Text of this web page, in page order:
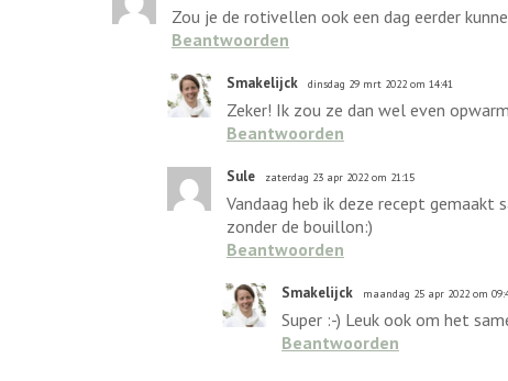
Zou je de rotivellen ook een dag eerder
Beantwoorden
Smakelijck dinsdag 29 mrt 2022 om 14:41
Zeker! Ik zou ze dan wel even
Beantwoorden
Sule zaterdag 23 apr 2022 om 21:15
Vandaag heb ik deze recept
zonder de bouillon:)
Beantwoorden
Smakelijck maandag 25 apr 2022 om
Super :-) Leuk ook om het
Beantwoorden